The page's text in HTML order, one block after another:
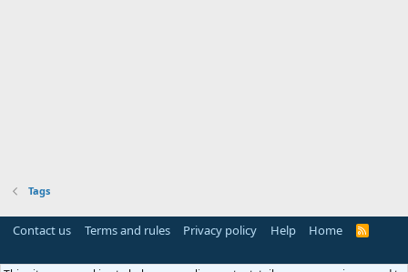
Tags
Contact us Terms and rules Privacy policy Help Home
R